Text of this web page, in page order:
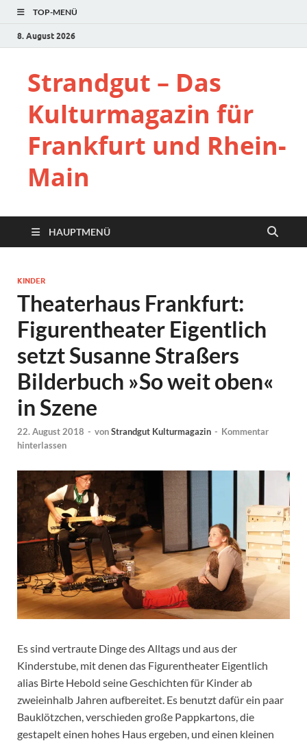
TOP-MENÜ
8. August 2026
Strandgut – Das
Kulturmagazin für
Frankfurt und Rhein-
Main
HAUPTMENÜ
KINDER
Theaterhaus Frankfurt:
Figurentheater Eigentlich
setzt Susanne Straßers
Bilderbuch »So weit oben«
in Szene
22. August 2018 - vonStrandgut Kulturmagazin - Kommentar
hinterlassen
Es sind vertraute Dinge des Alltags und aus der
Kinderstube, mit denen das Figurentheater Eigentlich
alias Birte Hebold seine Geschichten für Kinder ab
zweieinhalb Jahren aufbereitet. Es benutzt dafür ein paar
Bauklötzchen, verschieden große Pappkartons, die
gestapelt einen hohes Haus ergeben, und einen kleinen